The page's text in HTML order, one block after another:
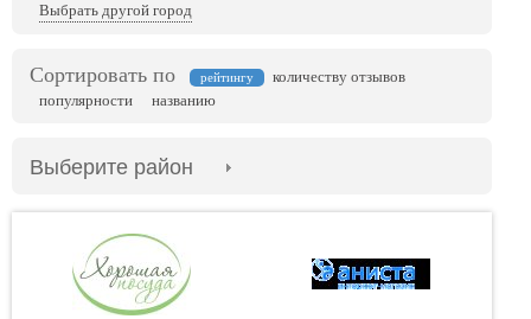
Выбрать другой город
Сортировать по рейтингу
количеству отзывов
популярности
названию
Выберите район